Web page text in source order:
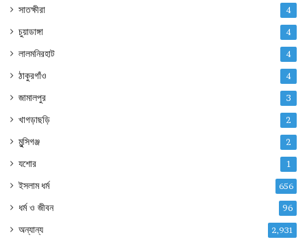
সাতক্ষীরা 4
চুয়াডাঙ্গা 4
লালমনিরহাট 4
ঠাকুরগাঁও 4
জামালপুর 3
খাগড়াছড়ি 2
মুন্সিগঞ্জ 2
যশোর 1
ইসলাম ধর্ম 656
ধর্ম ও জীবন 96
অন্যান্য 2,931